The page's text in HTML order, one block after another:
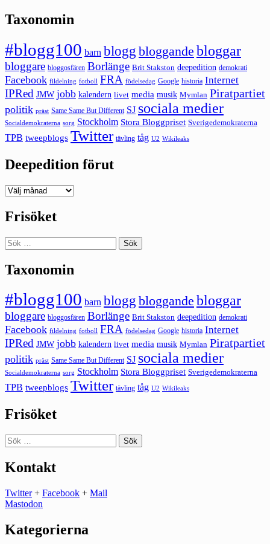
Taxonomin
#blogg100 barn blogg bloggande bloggar
bloggare bloggosfären Borlänge Brit Stakston deepedition demokrati
Facebook fildelning fotboll FRA födelsedag Google historia Internet
IPRed JMW jobb kalendern livet media musik Mymlan Piratpartiet
politik präst Same Same But Different SJ sociala medier
Socialdemokraterna sorg Stockholm Stora Bloggpriset Sverigedemokraterna
TPB tweepblogs Twitter tävling tåg U2 Wikileaks
Deepedition förut
Deepedition
Frisöket
Sök
efter:
Taxonomin
#blogg100 barn blogg bloggande bloggar
bloggare bloggosfären Borlänge Brit Stakston deepedition demokrati
Facebook fildelning fotboll FRA födelsedag Google historia Internet
IPRed JMW jobb kalendern livet media musik Mymlan Piratpartiet
politik präst Same Same But Different SJ sociala medier
Socialdemokraterna sorg Stockholm Stora Bloggpriset Sverigedemokraterna
TPB tweepblogs Twitter tävling tåg U2 Wikileaks
Frisöket
Sök
efter:
Kontakt
Twitter+ Facebook + Mail
Mastodon
Kategorierna